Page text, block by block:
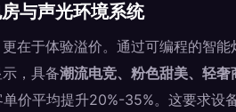
与声光环境系统
在于体验溢价。通过可编程的智
，具备潮流电竞、粉色甜美、轻
价平均提升20%-35%。这要求设